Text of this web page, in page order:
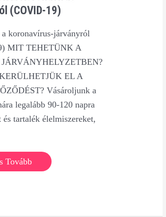
(COVID-19)
koronavírus-járványról
MIT TEHETÜNK A
EL A
Vásároljunk a
legalább 90-120 napra
és tartalék élelmiszereket,
Tovább